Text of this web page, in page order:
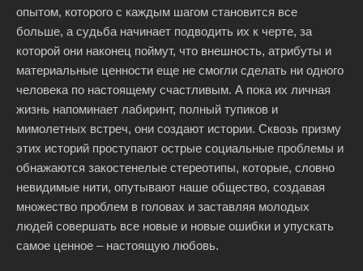
опытом, которого с каждым шагом становится все
больше, а судьба начинает подводить их к черте, за
которой они наконец поймут, что внешность, атрибуты и
материальные ценности еще не смогли сделать ни одного
человека по настоящему счастливым. А пока их личная
жизнь напоминает лабиринт, полный тупиков и
мимолетных встреч, они создают истории. Сквозь призму
этих историй проступают острые социальные проблемы и
обнажаются закостенелые стереотипы, которые, словно
невидимые нити, опутывают наше общество, создавая
множество проблем в головах и заставляя молодых
людей совершать все новые и новые ошибки и упускать
самое ценное – настоящую любовь.